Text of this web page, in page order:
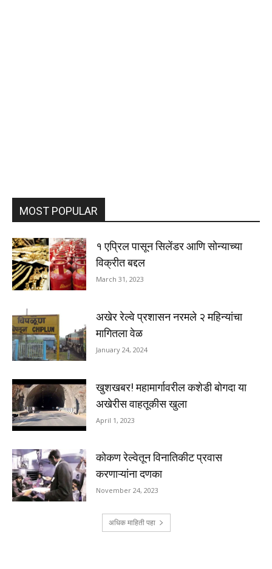
MOST POPULAR
१ एप्रिल पासून सिलेंडर आणि सोन्याच्या
विक्रीत बद्दल
March 31, 2023
अखेर रेल्वे प्रशासन नरमले २ महिन्यांचा
मागितला वेळ
January 24, 2024
खुशखबर! महामार्गावरील कशेडी बोगदा या
अखेरीस वाहतूकीस खुला
April 1, 2023
कोकण रेल्वेतून विनातिकीट प्रवास
करणाऱ्यांना दणका
November 24, 2023
अधिक माहिती पहा